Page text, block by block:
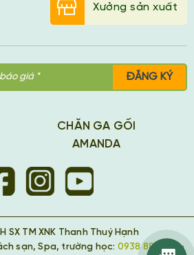
Xưởng sản xuất
ĐĂNG KÝ
CHĂN GA GỐI
AMANDA
SX TM XNK Thanh Thuý Hạnh
sạn, Spa, trường học: 0938 889 418
-